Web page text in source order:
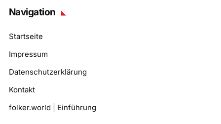
Navigation
Startseite
Impressum
Datenschutzerklärung
Kontakt
folker.world | Einführung